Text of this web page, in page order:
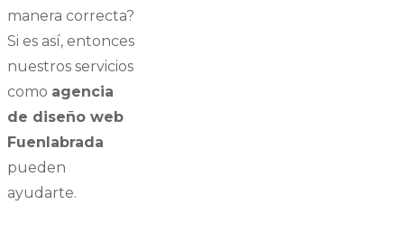
manera correcta?
Si es así, entonces
nuestros servicios
como agencia
de diseño web
Fuenlabrada
pueden
ayudarte.